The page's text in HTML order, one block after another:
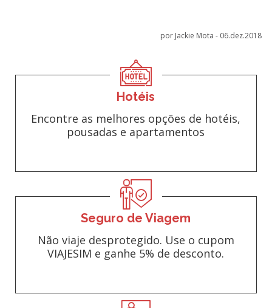
por Jackie Mota - 06.dez.2018
Hotéis
Encontre as melhores opções de hotéis,
pousadas e apartamentos
Seguro de Viagem
Não viaje desprotegido. Use o cupom
VIAJESIM e ganhe 5% de desconto.